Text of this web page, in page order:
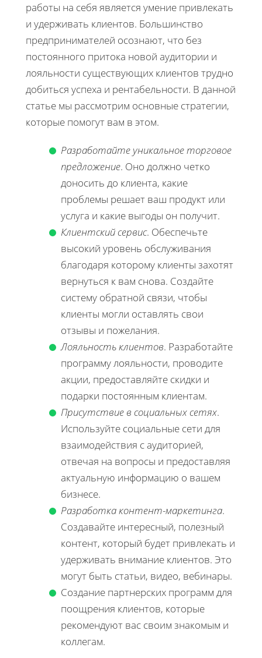
работы на себя является умение привлекать
и удерживать клиентов. Большинство
предпринимателей осознают, что без
постоянного притока новой аудитории и
лояльности существующих клиентов трудно
добиться успеха и рентабельности. В данной
статье мы рассмотрим основные стратегии,
которые помогут вам в этом.
Разработайте уникальное торговое
предложение. Оно должно четко
доносить до клиента, какие
проблемы решает ваш продукт или
услуга и какие выгоды он получит.
Клиентский сервис. Обеспечьте
высокий уровень обслуживания
благодаря которому клиенты захотят
вернуться к вам снова. Создайте
систему обратной связи, чтобы
клиенты могли оставлять свои
отзывы и пожелания.
Лояльность клиентов. Разработайте
программу лояльности, проводите
акции, предоставляйте скидки и
подарки постоянным клиентам.
Присутствие в социальных сетях.
Используйте социальные сети для
взаимодействия с аудиторией,
отвечая на вопросы и предоставляя
актуальную информацию о вашем
бизнесе.
Разработка контент-маркетинга.
Создавайте интересный, полезный
контент, который будет привлекать и
удерживать внимание клиентов. Это
могут быть статьи, видео, вебинары.
Создание партнерских программ для
поощрения клиентов, которые
рекомендуют вас своим знакомым и
коллегам.